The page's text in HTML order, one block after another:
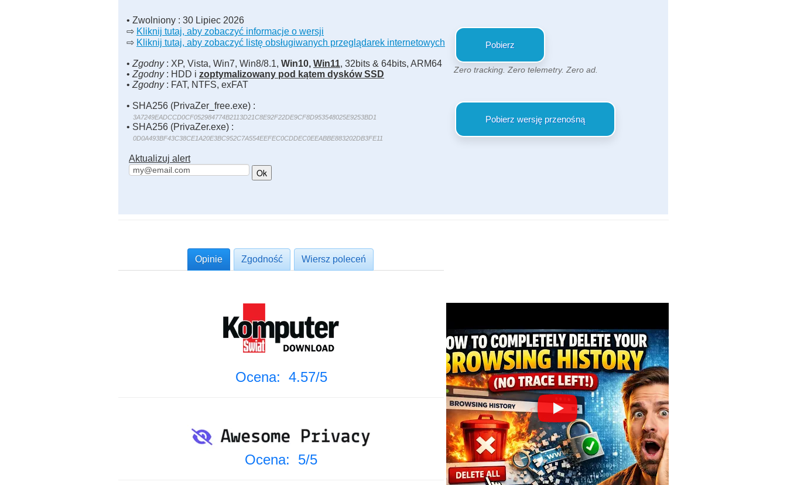
• Zwolniony : 30 Lipiec 2026
⇨ Kliknij tutaj, aby zobaczyć informacje o wersji
⇨ Kliknij tutaj, aby zobaczyć listę obsługiwanych przeglądarek internetowych
• Zgodny: XP, Vista, Win7, Win8/8.1, Win10, Win11, 32bits & 64bits, ARM64
• Zgodny: HDD i zoptymalizowany pod kątem dysków SSD
• Zgodny: FAT, NTFS, exFAT
• SHA256 (PrivaZer_free.exe) :
3A7249EADCCD0CF052984774B2113D21C8E92F22DE9CF8D953548025E9253BD1
• SHA256 (PrivaZer.exe) :
0D0A493BF43C38CE1A20E3BC952C7A554EEFEC0CDDEC0EEABBE883202DB3FE11
Aktualizuj alert
Pobierz
Zero tracking. Zero telemetry. Zero ad.
Pobierz wersję przenośną
Opinie Zgodność Wiersz poleceń
Ocena: 4.57/5
Ocena: 5/5